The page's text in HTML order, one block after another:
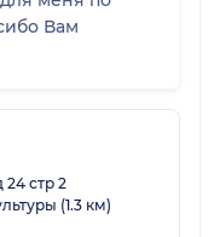
стр 2
(1.3 км)